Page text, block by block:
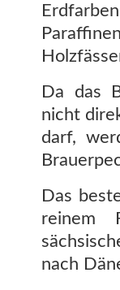
Da das
nicht
darf,
Das
reinem
nach